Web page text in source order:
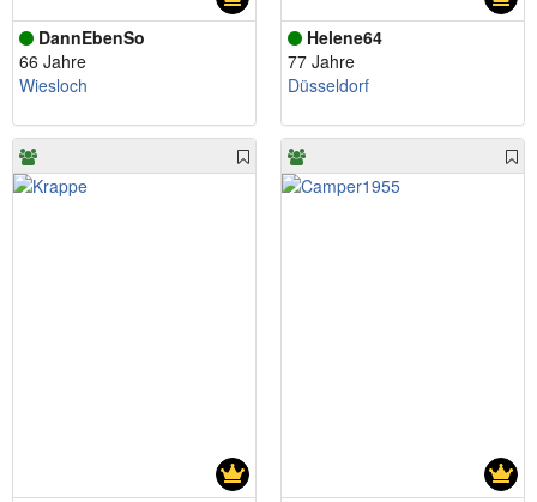
DannEbenSo
66 Jahre
Wiesloch
Helene64
77 Jahre
Düsseldorf